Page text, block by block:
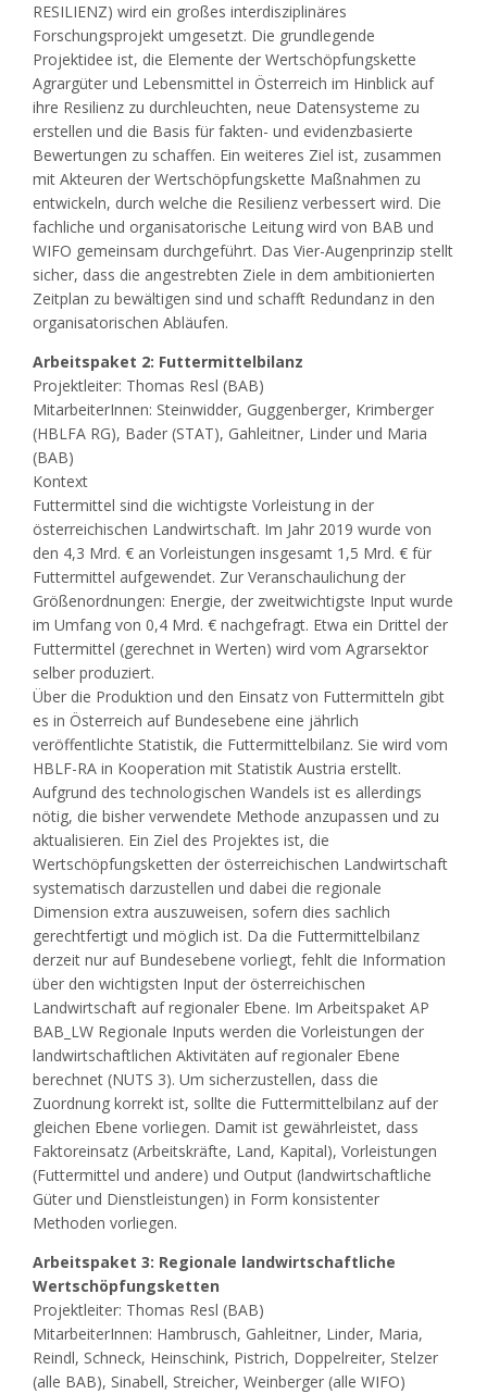
RESILIENZ) wird ein großes interdisziplinäres
Forschungsprojekt umgesetzt. Die grundlegende
Projektidee ist, die Elemente der Wertschöpfungskette
Agrargüter und Lebensmittel in Österreich im Hinblick auf
ihre Resilienz zu durchleuchten, neue Datensysteme zu
erstellen und die Basis für fakten- und evidenzbasierte
Bewertungen zu schaffen. Ein weiteres Ziel ist, zusammen
mit Akteuren der Wertschöpfungskette Maßnahmen zu
entwickeln, durch welche die Resilienz verbessert wird. Die
fachliche und organisatorische Leitung wird von BAB und
WIFO gemeinsam durchgeführt. Das Vier-Augenprinzip stellt
sicher, dass die angestrebten Ziele in dem ambitionierten
Zeitplan zu bewältigen sind und schafft Redundanz in den
organisatorischen Abläufen.
Arbeitspaket 2: Futtermittelbilanz
Projektleiter: Thomas Resl (BAB)
MitarbeiterInnen: Steinwidder, Guggenberger, Krimberger​
(HBLFA RG), Bader (STAT), Gahleitner, Linder und Maria
(BAB)
Kontext
Futtermittel sind die wichtigste Vorleistung in der
österreichischen Landwirtschaft. Im Jahr 2019 wurde von
den 4,3 Mrd. € an Vorleistungen insgesamt 1,5 Mrd. € für
Futtermittel aufgewendet. Zur Veranschaulichung der
Größenordnungen: Energie, der zweitwichtigste Input wurde
im Umfang von 0,4 Mrd. € nachgefragt. Etwa ein Drittel der
Futtermittel (gerechnet in Werten) wird vom Agrarsektor
selber produziert.
Über die Produktion und den Einsatz von Futtermitteln gibt
es in Österreich auf Bundesebene eine jährlich
veröffentlichte Statistik, die Futtermittelbilanz. Sie wird vom
HBLF-RA in Kooperation mit Statistik Austria erstellt.
Aufgrund des technologischen Wandels ist es allerdings
nötig, die bisher verwendete Methode anzupassen und zu
aktualisieren. Ein Ziel des Projektes ist, die
Wertschöpfungsketten der österreichischen Landwirtschaft
systematisch darzustellen und dabei die regionale
Dimension extra auszuweisen, sofern dies sachlich
gerechtfertigt und möglich ist. Da die Futtermittelbilanz
derzeit nur auf Bundesebene vorliegt, fehlt die Information
über den wichtigsten Input der österreichischen
Landwirtschaft auf regionaler Ebene. Im Arbeitspaket AP
BAB_LW Regionale Inputs werden die Vorleistungen der
landwirtschaftlichen Aktivitäten auf regionaler Ebene
berechnet (NUTS 3). Um sicherzustellen, dass die
Zuordnung korrekt ist, sollte die Futtermittelbilanz auf der
gleichen Ebene vorliegen. Damit ist gewährleistet, dass
Faktoreinsatz (Arbeitskräfte, Land, Kapital), Vorleistungen
(Futtermittel und andere) und Output (landwirtschaftliche
Güter und Dienstleistungen) in Form konsistenter
Methoden vorliegen.
Arbeitspaket 3: Regionale landwirtschaftliche
Wertschöpfungsketten
Projektleiter: Thomas Resl (BAB)
MitarbeiterInnen: Hambrusch​, Gahleitner​, Linder​, Maria,
Reindl, Schneck, Heinschink, Pistrich​, Doppelreiter​, Stelzer
(alle BAB), Sinabell, Streicher, Weinberger (alle WIFO)